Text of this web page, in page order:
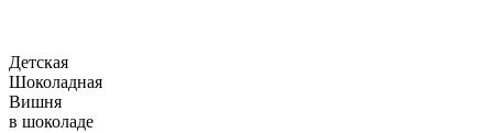
Детская
Шоколадная
Вишня
в шоколаде